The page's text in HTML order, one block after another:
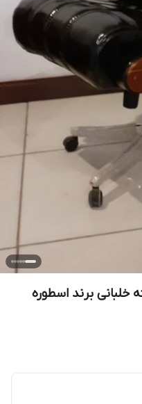
برند اسطوره